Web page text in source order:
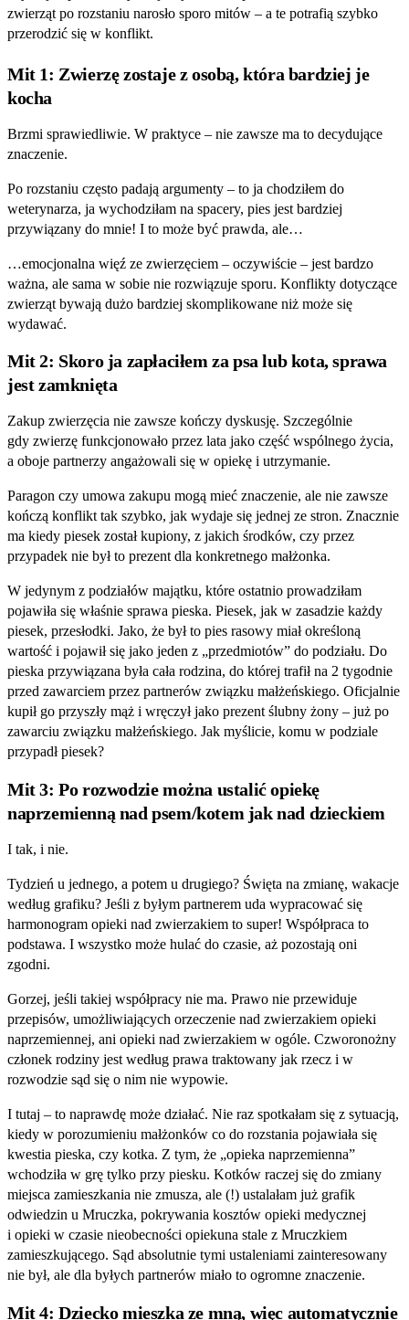
zwierząt po rozstaniu narosło sporo mitów – a te potrafią szybko
przerodzić się w konflikt.
Mit 1: Zwierzę zostaje z osobą, która bardziej je
kocha
Brzmi sprawiedliwie. W praktyce – nie zawsze ma to decydujące
znaczenie.
Po rozstaniu często padają argumenty – to ja chodziłem do
weterynarza, ja wychodziłam na spacery, pies jest bardziej
przywiązany do mnie! I to może być prawda, ale…
…emocjonalna więź ze zwierzęciem – oczywiście – jest bardzo
ważna, ale sama w sobie nie rozwiązuje sporu. Konflikty dotyczące
zwierząt bywają dużo bardziej skomplikowane niż może się
wydawać.
Mit 2: Skoro ja zapłaciłem za psa lub kota, sprawa
jest zamknięta
Zakup zwierzęcia nie zawsze kończy dyskusję. Szczególnie
gdy zwierzę funkcjonowało przez lata jako część wspólnego życia,
a oboje partnerzy angażowali się w opiekę i utrzymanie.
Paragon czy umowa zakupu mogą mieć znaczenie, ale nie zawsze
kończą konflikt tak szybko, jak wydaje się jednej ze stron. Znacznie
ma kiedy piesek został kupiony, z jakich środków, czy przez
przypadek nie był to prezent dla konkretnego małżonka.
W jedynym z podziałów majątku, które ostatnio prowadziłam
pojawiła się właśnie sprawa pieska. Piesek, jak w zasadzie każdy
piesek, przesłodki. Jako, że był to pies rasowy miał określoną
wartość i pojawił się jako jeden z „przedmiotów” do podziału. Do
pieska przywiązana była cała rodzina, do której trafił na 2 tygodnie
przed zawarciem przez partnerów związku małżeńskiego. Oficjalnie
kupił go przyszły mąż i wręczył jako prezent ślubny żony – już po
zawarciu związku małżeńskiego. Jak myślicie, komu w podziale
przypadł piesek?
Mit 3: Po rozwodzie można ustalić opiekę
naprzemienną nad psem/kotem jak nad dzieckiem
I tak, i nie.
Tydzień u jednego, a potem u drugiego? Święta na zmianę, wakacje
według grafiku? Jeśli z byłym partnerem uda wypracować się
harmonogram opieki nad zwierzakiem to super! Współpraca to
podstawa. I wszystko może hulać do czasie, aż pozostają oni
zgodni.
Gorzej, jeśli takiej współpracy nie ma. Prawo nie przewiduje
przepisów, umożliwiających orzeczenie nad zwierzakiem opieki
naprzemiennej, ani opieki nad zwierzakiem w ogóle. Czworonożny
członek rodziny jest według prawa traktowany jak rzecz i w
rozwodzie sąd się o nim nie wypowie.
I tutaj – to naprawdę może działać. Nie raz spotkałam się z sytuacją,
kiedy w porozumieniu małżonków co do rozstania pojawiała się
kwestia pieska, czy kotka. Z tym, że „opieka naprzemienna”
wchodziła w grę tylko przy piesku. Kotków raczej się do zmiany
miejsca zamieszkania nie zmusza, ale (!) ustalałam już grafik
odwiedzin u Mruczka, pokrywania kosztów opieki medycznej
i opieki w czasie nieobecności opiekuna stale z Mruczkiem
zamieszkującego. Sąd absolutnie tymi ustaleniami zainteresowany
nie był, ale dla byłych partnerów miało to ogromne znaczenie.
Mit 4: Dziecko mieszka ze mną, więc automatycznie